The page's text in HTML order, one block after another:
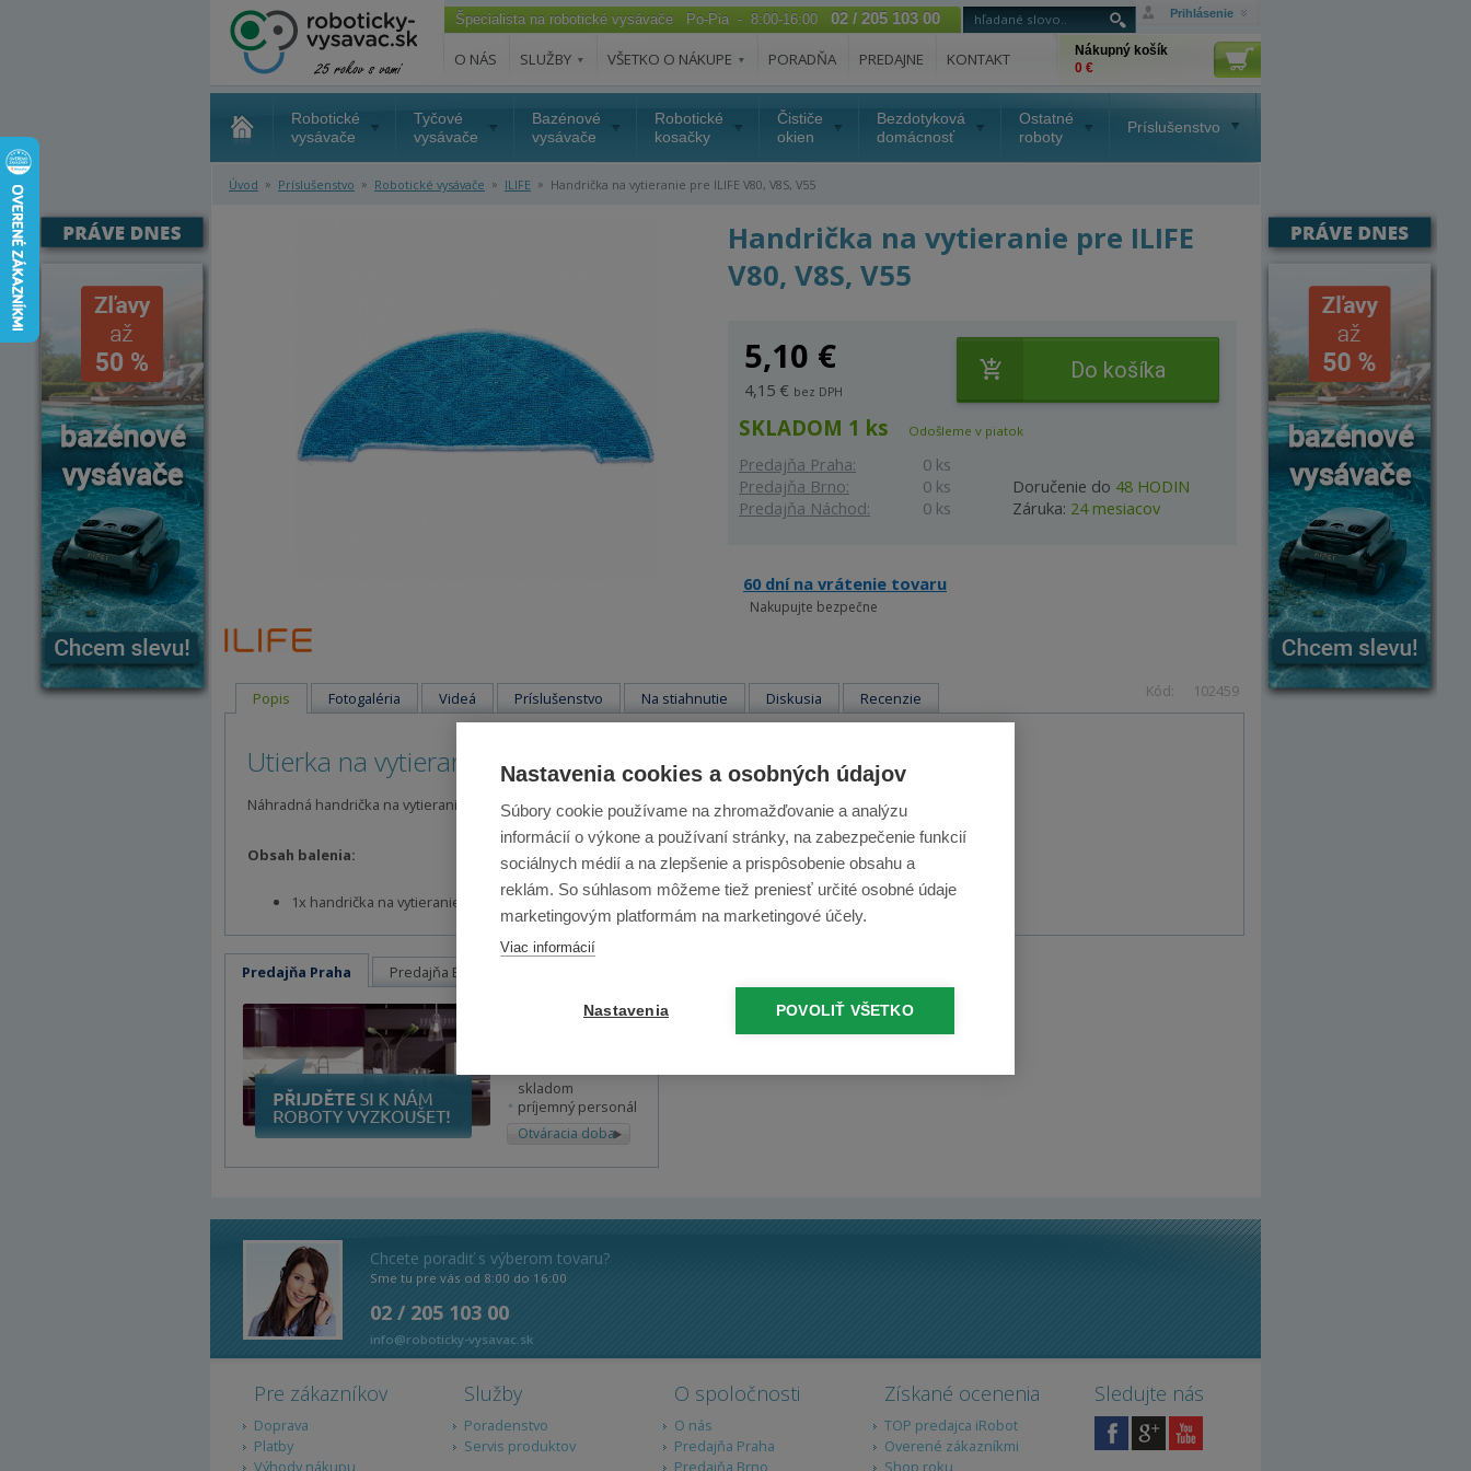
Prihlásenie
Špecialista na robotické vysávače Po-Pia - 8:00-16:00 02 / 205 103 00
O NÁS SLUŽBY VŠETKO O NÁKUPE PORADŇA PREDAJNE KONTAKT
Nákupný košík
0 €
Robotické
vysávače
Tyčové
vysávače
Bazénové
vysávače
Robotické
kosačky
Čističe
okien
Bezdotyková
domácnosť
Ostatné
roboty
Príslušenstvo
Úvod » Príslušenstvo » Robotické vysávače » ILIFE » Handrička na vytieranie pre ILIFE V80, V8S, V55
Handrička na vytieranie pre ILIFE
V80, V8S, V55
5,10 €
4,15 € bez DPH
Do košíka
SKLADOM 1 ks Odošleme v piatok
Predajňa Praha:
0 ks
Predajňa Brno:
0 ks
Predajňa Náchod:
0 ks
Doručenie do 48 HODIN
Záruka: 24 mesiacov
60 dní na vrátenie tovaru
Nakupujte bezpečne
Kód: 102459
Popis Fotogaléria Videá Príslušenstvo Na stiahnutie Diskusia Recenzie
Utierka na vytieranie pre ILIFE V80, V8S, V55 - IL-MOP
Náhradná handrička na vytieranie pre robotický vysávač ILIFE V80, V8S, V55.
Obsah balenia:
1x handrička na vytieranie pre ILIFE V80, V8S, V55
Predajňa Praha Predajňa Brno
skladom
príjemný personál
Otváracia doba
Chcete poradiť s výberom tovaru?
Sme tu pre vás od 8:00 do 16:00
02 / 205 103 00
info@roboticky-vysavac.sk
Pre zákazníkov
Doprava
Platby
Výhody nákupu
Služby
Poradenstvo
Servis produktov
O spoločnosti
O nás
Predajňa Praha
Predajňa Brno
Získané ocenenia
TOP predajca iRobot
Overené zákazníkmi
Shop roku
Sledujte nás
Nastavenia cookies a osobných údajov
Súbory cookie používame na zhromažďovanie a analýzu
informácií o výkone a používaní stránky, na zabezpečenie funkcií
sociálnych médií a na zlepšenie a prispôsobenie obsahu a
reklám. So súhlasom môžeme tiež preniesť určité osobné údaje
marketingovým platformám na marketingové účely.
Viac informácií
Nastavenia POVOLIŤ VŠETKO